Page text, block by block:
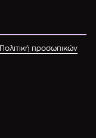
Πολιτική προσωπικών